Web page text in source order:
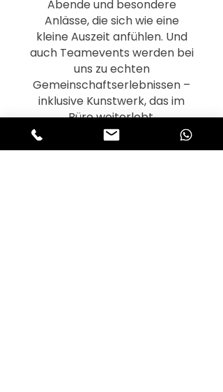
Abende und besondere
Anlässe, die sich wie eine
kleine Auszeit anfühlen. Und
auch Teamevents werden bei
uns zu echten
Gemeinschaftserlebnissen –
inklusive Kunstwerk, das im
Büro weiterlebt.
Du findest die Wohlmalerei in